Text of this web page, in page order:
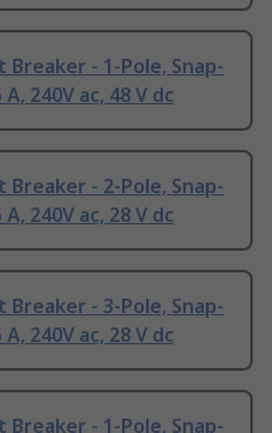
Breaker - 1-Pole, Snap-
240V ac, 48 V dc
Breaker - 2-Pole, Snap-
240V ac, 28 V dc
Breaker - 3-Pole, Snap-
240V ac, 28 V dc
Breaker - 1-Pole, Snap-